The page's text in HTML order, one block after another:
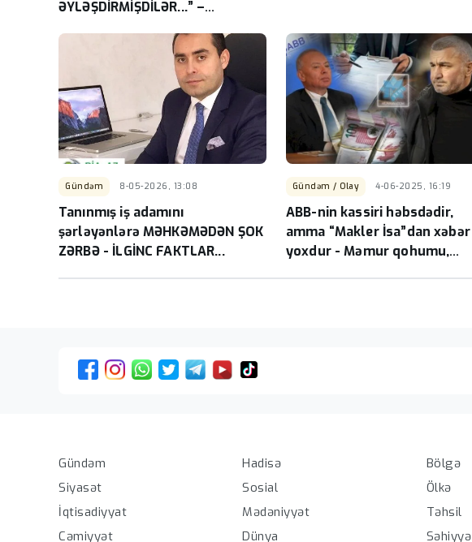
ƏYLƏŞDİRMİŞDİLƏR...” –
hələ də kənd təsərrüfatı
Gündəm 8-05-2026, 13:08
Tanınmış iş adamını
şərləyənlərə MƏHKƏMƏDƏN ŞOK
ZƏRBƏ - İLGİNC FAKTLAR...
Gündəm / Olay 4-06-2025, 16:19
ABB-nin kassiri həbsdədir,
amma “Makler İsa”dan xəbər
yoxdur - Məmur qohumu,
Gündəm
Siyasət
İqtisadiyyat
Cəmiyyət
Hadisə
Sosial
Mədəniyyət
Dünya
Bölgə
Ölkə
Təhsil
Səhiyyə